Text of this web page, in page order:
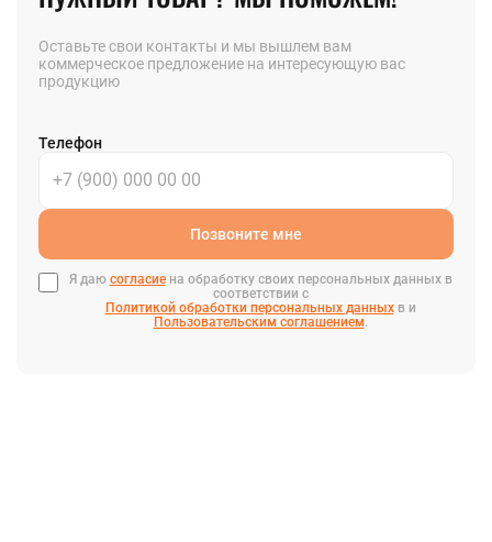
Оставьте свои контакты и мы вышлем вам
коммерческое предложение на интересующую вас
продукцию
Телефон
Позвоните мне
Я даю согласиена обработку своих персональных данных в
соответствии с
Политикой обработки персональных данныхв и
Пользовательским соглашением.